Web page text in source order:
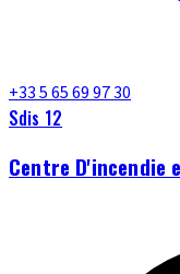
+33 5 65 69 97 30
Sdis 12
Centre D'incendie